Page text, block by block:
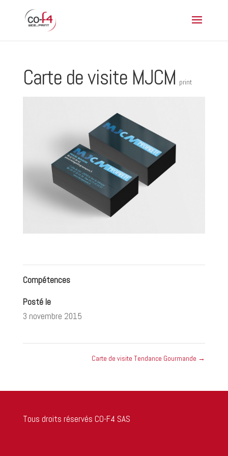
Carte de visite MJCM print
Compétences
Posté le
3 novembre 2015
Carte de visite Tendance Gourmande →
Tous droits réservés CO-F4 SAS